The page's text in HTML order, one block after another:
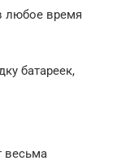
любое время
батареек,
весьма